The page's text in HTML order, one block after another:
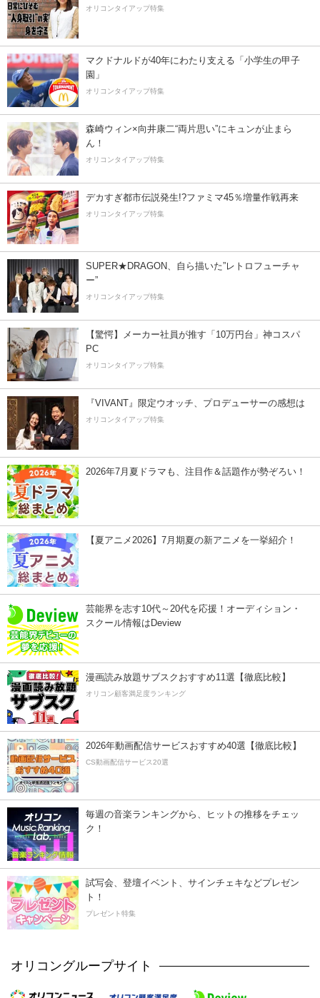
オリコンタイアップ特集
マクドナルドが40年にわたり支える「小学生の甲子
園」
オリコンタイアップ特集
森崎ウィン×向井康二“両片思い”にキュンが止まら
ん！
オリコンタイアップ特集
デカすぎ都市伝説発生!?ファミマ45％増量作戦再来
オリコンタイアップ特集
SUPER★DRAGON、自ら描いた”レトロフューチャ
ー”
オリコンタイアップ特集
【驚愕】メーカー社員が推す「10万円台」神コスパ
PC
オリコンタイアップ特集
『VIVANT』限定ウオッチ、プロデューサーの感想は
オリコンタイアップ特集
2026年7月夏ドラマも、注目作＆話題作が勢ぞろい！
【夏アニメ2026】7月期夏の新アニメを一挙紹介！
芸能界を志す10代～20代を応援！オーディション・
スクール情報はDeview
漫画読み放題サブスクおすすめ11選【徹底比較】
オリコン顧客満足度ランキング
2026年動画配信サービスおすすめ40選【徹底比較】
CS動画配信サービス20選
毎週の音楽ランキングから、ヒットの推移をチェッ
ク！
試写会、登壇イベント、サインチェキなどプレゼン
ト！
プレゼント特集
オリコングループサイト